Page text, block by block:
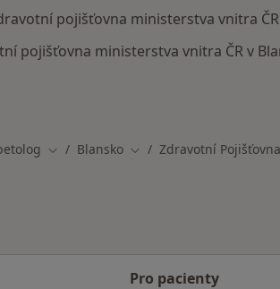
pojišťovna ministerstva vnitra
pojišťovna ministerstva vnitra ČR v
Změna města
Blansko Změna města
Zdravotní
Pro pacienty